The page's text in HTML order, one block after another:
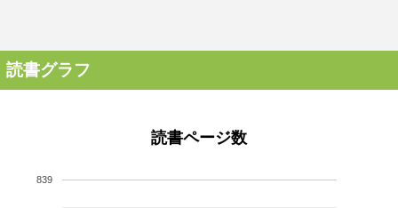
読書グラフ
読書ページ数
839